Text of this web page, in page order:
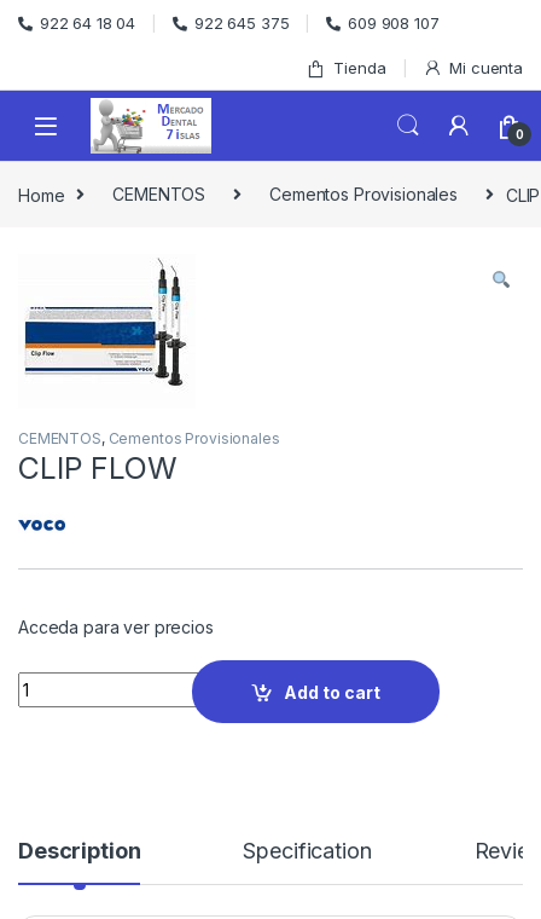
Skip to navigation
Skip to content
922 64 18 04 922 645 375 609 908 107
Tienda Mi cuenta
0
Home CEMENTOS Cementos Provisionales
CEMENTOS, Cementos Provisionales
CLIP FLOW
Acceda para ver precios
Quantity
Add to cart
Description Specification